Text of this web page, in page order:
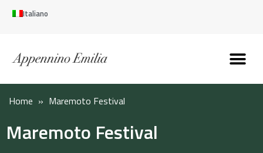
Italiano
Home » Maremoto Festival
Maremoto Festival